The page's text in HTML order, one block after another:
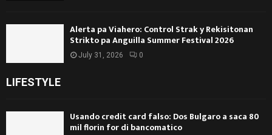
Alerta pa Viahero: Control Strak y Rekisitonan
Strikto pa Anguilla Summer Festival 2026
July 31, 2026 0
LIFESTYLE
Usando credit card falso: Dos Bulgaro a saca 80
mil florin for di bancomatico